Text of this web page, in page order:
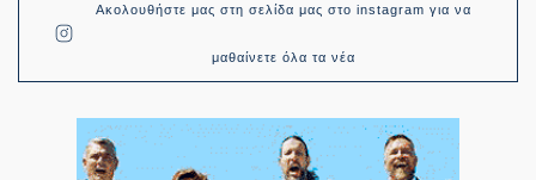
Ακολουθήστε μας στη σελίδα μας στο instagram για να
μαθαίνετε όλα τα νέα